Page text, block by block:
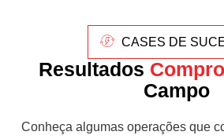
CASES DE
Resultados
Campo
Conheça algumas operações que